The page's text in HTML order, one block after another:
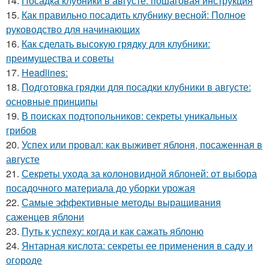
15. Как правильно посадить клубнику весной: Полное
руководство для начинающих
16. Как сделать высокую грядку для клубники:
преимущества и советы
17. Headlines:
18. Подготовка грядки для посадки клубники в августе:
основные принципы
19. В поисках подтопольников: секреты уникальных
грибов
20. Успех или провал: как выживет яблоня, посаженная в
августе
21. Секреты ухода за колоновидной яблоней: от выбора
посадочного материала до уборки урожая
22. Самые эффективные методы выращивания
саженцев яблони
23. Путь к успеху: когда и как сажать яблоню
24. Янтарная кислота: секреты ее применения в саду и
огороде